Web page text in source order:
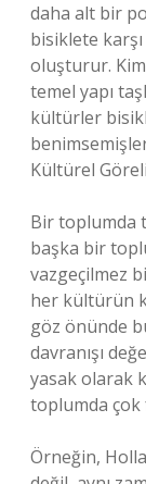
daha alt bir
bisiklete
oluşturur.
temel yapı
kültürler
Kültürel
Bir toplumda
başka bir
vazgeçilmez
her kültürün
göz önünde
davranışı
yasak olarak
toplumda çok
Örneğin,